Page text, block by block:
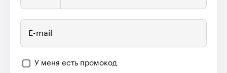
E-mail
У меня есть промокод